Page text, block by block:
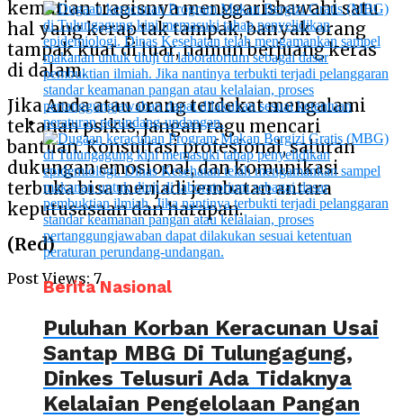
kematian tragisnya menggarisbawahi satu
hal yang kerap tak tampak, banyak orang
tampak kuat di luar, namun berjuang keras
di dalam.
Jika Anda atau orang terdekat mengalami
tekanan psikis, jangan ragu mencari
bantuan. Konsultasi profesional, saluran
dukungan emosional, dan komunikasi
terbuka bisa menjadi jembatan antara
keputusasaan dan harapan.
(Red)
Post Views: 7
Berita Nasional
Puluhan Korban Keracunan Usai
Santap MBG Di Tulungagung,
Dinkes Telusuri Ada Tidaknya
Kelalaian Pengelolaan Pangan